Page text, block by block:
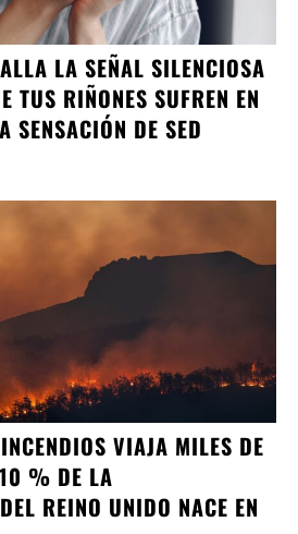
LA SEÑAL SILENCIOSA
TUS RIÑONES SUFREN EN
SENSACIÓN DE SED
VIAJA MILES DE
% DE LA
REINO UNIDO NACE EN